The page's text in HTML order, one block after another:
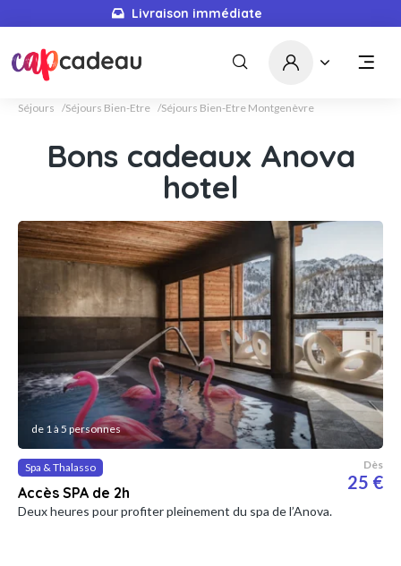
Livraison immédiate
Séjours Séjours Bien-Etre Séjours Bien-Etre Montgenèvre
Bons cadeaux Anova
hotel
de 1 à 5 personnes
Spa & Thalasso
Accès SPA de 2h
Dès
25 €
Deux heures pour profiter pleinement du spa de l’Anova.